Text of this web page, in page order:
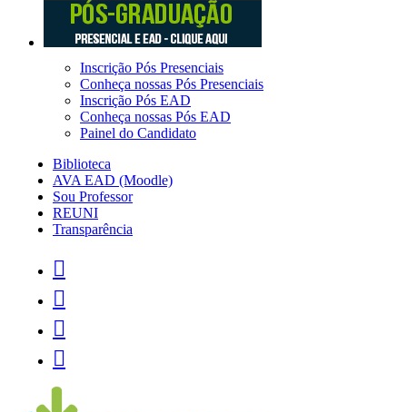
Inscrição Pós Presenciais
Conheça nossas Pós Presenciais
Inscrição Pós EAD
Conheça nossas Pós EAD
Painel do Candidato
Biblioteca
AVA EAD (Moodle)
Sou Professor
REUNI
Transparência



